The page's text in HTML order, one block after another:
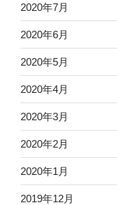
2020年7月
2020年6月
2020年5月
2020年4月
2020年3月
2020年2月
2020年1月
2019年12月